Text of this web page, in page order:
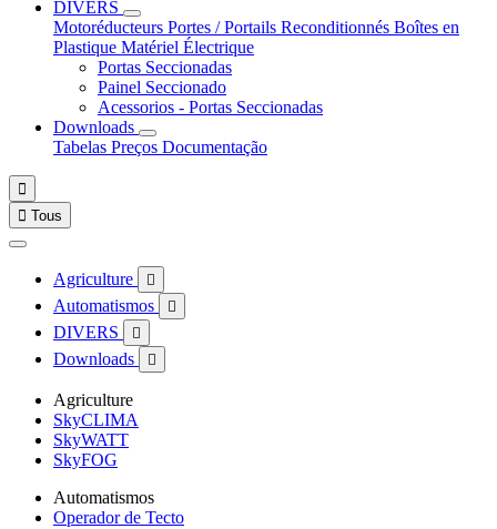
DIVERS
Motoréducteurs Portes / Portails Reconditionnés Boîtes en
Plastique Matériel Électrique
Portas Seccionadas
Painel Seccionado
Acessorios - Portas Seccionadas
Downloads
Tabelas Preços Documentação

 Tous
Agriculture 
Automatismos 
DIVERS 
Downloads 
Agriculture
SkyCLIMA
SkyWATT
SkyFOG
Automatismos
Operador de Tecto